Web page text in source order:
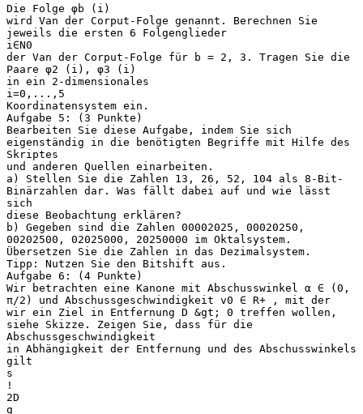
Die Folge φb (i)
wird Van der Corput-Folge genannt. Berechnen Sie
jeweils die ersten 6 Folgenglieder
i∈N0
der Van der Corput-Folge für b = 2, 3. Tragen Sie die
Paare φ2 (i), φ3 (i)
in ein 2-dimensionales
i=0,...,5
Koordinatensystem ein.
Aufgabe 5: (3 Punkte)
Bearbeiten Sie diese Aufgabe, indem Sie sich
eigenständig in die benötigten Begriffe mit Hilfe des
Skriptes
und anderen Quellen einarbeiten.
a) Stellen Sie die Zahlen 13, 26, 52, 104 als 8-Bit-
Binärzahlen dar. Was fällt dabei auf und wie lässt
sich
diese Beobachtung erklären?
b) Gegeben sind die Zahlen 00002025, 00020250,
00202500, 02025000, 20250000 im Oktalsystem.
Übersetzen Sie die Zahlen in das Dezimalsystem.
Tipp: Nutzen Sie den Bitshift aus.
Aufgabe 6: (4 Punkte)
Wir betrachten eine Kanone mit Abschusswinkel α ∈ (0,
π/2) und Abschussgeschwindigkeit v0 ∈ R+ , mit der
wir ein Ziel in Entfernung D &gt; 0 treffen wollen,
siehe Skizze. Zeigen Sie, dass für die
Abschussgeschwindigkeit
in Abhängigkeit der Entfernung und des Abschusswinkels
gilt
s
!
2D
g